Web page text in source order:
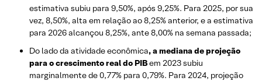
estimativa subiu para 9,50%, após 9,25%. Para 2025, por sua
vez, 8,50%, alta em relação ao 8,25% anterior, e a estimativa
para 2026 alcançou 8,25%, ante 8,00% na semana passada;
Do lado da atividade econômica, a mediana de projeção
para o crescimento real do PIBem 2023 subiu
marginalmente de 0,77% para 0,79%. Para 2024, projeção